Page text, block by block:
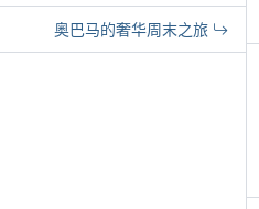
奥巴马的奢华周末之旅